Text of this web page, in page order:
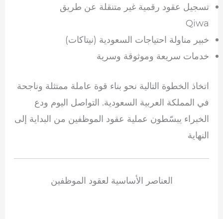
تسجيل عقود رقمية غير متنقلة عن طريق
Qiwa
خبير مناولة احتياجات السعودية (نيتاكات)
خدمات سريعة وموثوقة وسرية
اتخاذ الخطوة التالية نحو بناء قوة عاملة ممتثلة وناجحة
في المملكة العربية السعودية. التواصل اليوم ودع
الخبراء يبسّطون عملية عقود الموظفين من البداية إلى
النهاية
العناصر الأساسية لعقود الموظفين